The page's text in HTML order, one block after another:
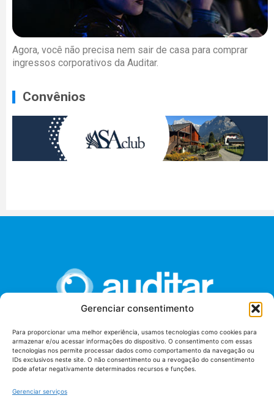
Gerenciar consentimento
Para proporcionar uma melhor experiência, usamos tecnologias como cookies para
armazenar e/ou acessar informações do dispositivo. O consentimento com essas
tecnologias nos permite processar dados como comportamento da navegação ou
IDs exclusivos neste site. O não consentimento ou a revogação do consentimento
pode afetar negativamente determinados recursos e funções.
Gerenciar serviços
Agora, você não precisa nem sair de casa para comprar
ingressos corporativos da Auditar.
Convênios
União dos Auditores Federais de Controle Externo -
AUDITAR
Setor de Administração Federal Sul (SAF/Sul), Qd. 04, Lt. 01
Tribunal de Contas da União (TCU), Subsolo, Sala S04